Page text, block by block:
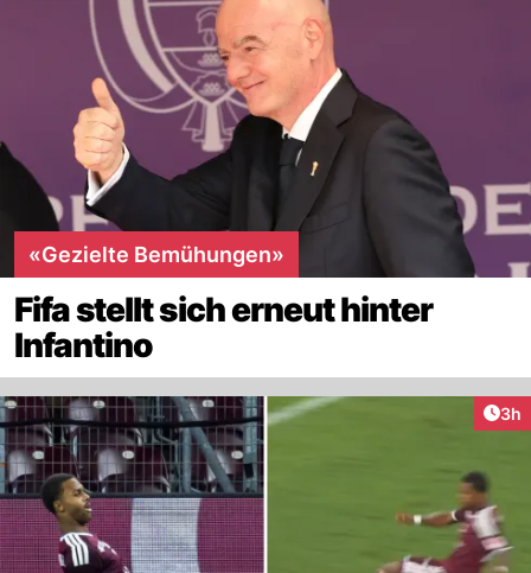
«Gezielte Bemühungen»
Fifa stellt sich erneut hinter
Infantino
3h